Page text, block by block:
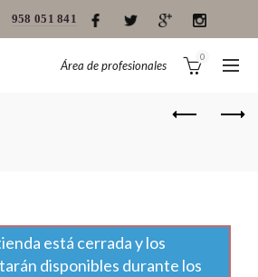
958 051 841
Área de profesionales
0
está cerrada y los
disponibles durante los